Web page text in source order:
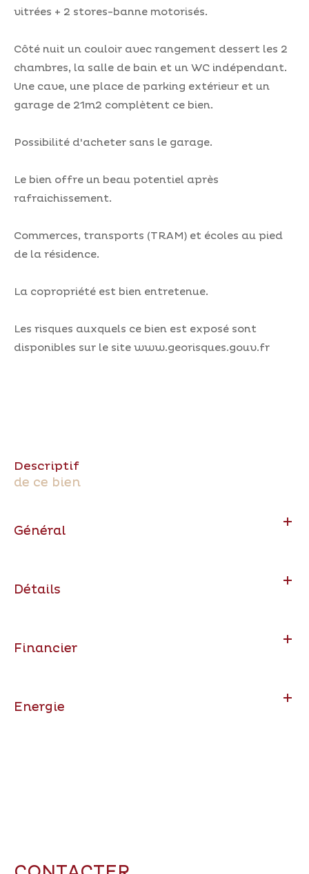
vitrées + 2 stores-banne motorisés.
Côté nuit un couloir avec rangement dessert les 2
chambres, la salle de bain et un WC indépendant.
Une cave, une place de parking extérieur et un
garage de 21m2 complètent ce bien.
Possibilité d'acheter sans le garage.
Le bien offre un beau potentiel après
rafraichissement.
Commerces, transports (TRAM) et écoles au pied
de la résidence.
La copropriété est bien entretenue.
Les risques auxquels ce bien est exposé sont
disponibles sur le site www.georisques.gouv.fr
descriptif
de ce bien
Général
Détails
Financier
Energie